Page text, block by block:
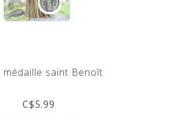
médaille saint Benoît
C$5.99